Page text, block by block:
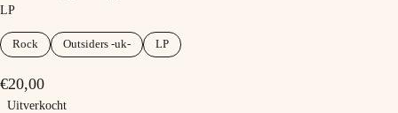
LP
Rock Outsiders -uk- LP
€20,00
Uitverkocht